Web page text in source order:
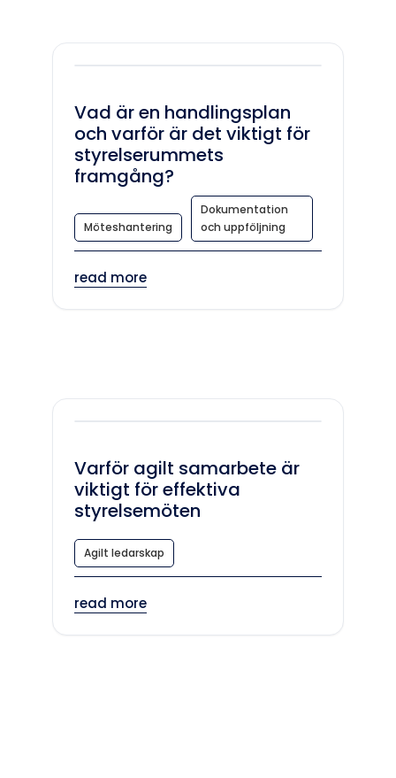
Vad är en handlingsplan
och varför är det viktigt för
styrelserummets
framgång?
Möteshantering
Dokumentation
och uppföljning
read more
Varför agilt samarbete är
viktigt för effektiva
styrelsemöten
Agilt ledarskap
read more